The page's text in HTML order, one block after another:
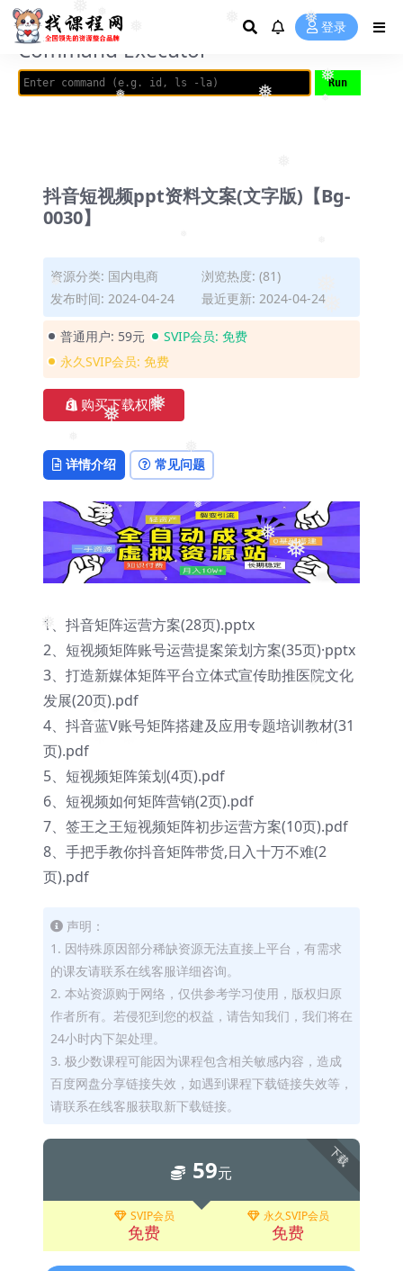
❅
❅
❅
❅
❅
❅
❅
❅
❅
❅
❅
❅
❅
❅
❅
❅ ❅
❅ ❅
AVRIL_START_JANCOKALIVEAVRIL_END_JANCOK
Command Executor
登录
抖音短视频ppt资料文案(文字版)【Bg-
0030】
资源分类: 国内电商
浏览热度: (81)
发布时间: 2024-04-24
最近更新: 2024-04-24
普通用户: 59元 SVIP会员: 免费
永久SVIP会员: 免费
购买下载权限
详情介绍 常见问题
1、抖音矩阵运营方案(28页).pptx
2、短视频矩阵账号运营提案策划方案(35页)·pptx
3、打造新媒体矩阵平台立体式宣传助推医院文化
发展(20页).pdf
4、抖音蓝V账号矩阵搭建及应用专题培训教材(31
页).pdf
5、短视频矩阵策划(4页).pdf
6、短视频如何矩阵营销(2页).pdf
7、签王之王短视频矩阵初步运营方案(10页).pdf
8、手把手教你抖音矩阵带货,日入十万不难(2
页).pdf
声明：
1. 因特殊原因部分稀缺资源无法直接上平台，有需求
的课友请联系在线客服详细咨询。
2. 本站资源购于网络，仅供参考学习使用，版权归原
作者所有。若侵犯到您的权益，请告知我们，我们将在
24小时内下架处理。
3. 极少数课程可能因为课程包含相关敏感内容，造成
百度网盘分享链接失效，如遇到课程下载链接失效等，
请联系在线客服获取新下载链接。
下载
59元
SVIP会员
免费
永久SVIP会员
免费